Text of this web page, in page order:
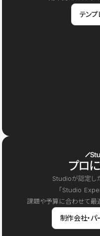
テンプ
プロ
Studioが認定し
「Studio
課題や予算に合わせて最
制作会社・パ